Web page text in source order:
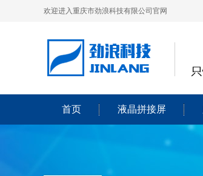
欢迎进入重庆市劲浪科技有限公司官网
首页 液晶拼接屏